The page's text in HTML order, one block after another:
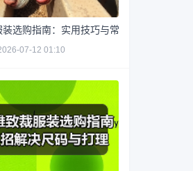
选购指南：实用技巧与常见问题解析
07-12 01:10